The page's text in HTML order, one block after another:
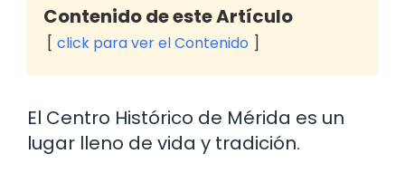
Contenido de este Artículo
click para ver el Contenido
El Centro Histórico de Mérida es un
lugar lleno de vida y tradición.